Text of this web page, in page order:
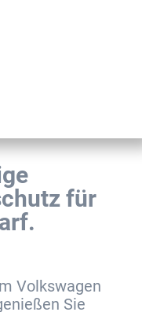
für
Volkswagen
Sie